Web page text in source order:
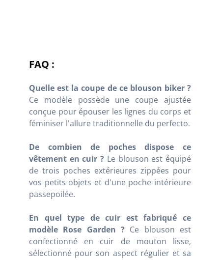
FAQ :
Quelle est la coupe de ce blouson biker ?
Ce modèle possède une coupe ajustée
conçue pour épouser les lignes du corps et
féminiser l'allure traditionnelle du perfecto.
De combien de poches dispose ce
vêtement en cuir ? Le blouson est équipé
de trois poches extérieures zippées pour
vos petits objets et d'une poche intérieure
passepoilée.
En quel type de cuir est fabriqué ce
modèle Rose Garden ? Ce blouson est
confectionné en cuir de mouton lisse,
sélectionné pour son aspect régulier et sa